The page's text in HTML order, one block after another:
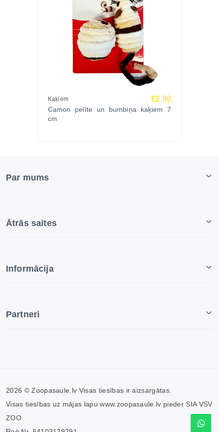
Kaķiem €2.90
Camon pelīte un bumbiņa kaķiem 7
cm
Par mums
Ātrās saites
Informācija
Partneri
2026 © Zoopasaule.lv Visas tiesības ir aizsargātas.
Visas tiesības uz mājas lapu www.zoopasaule.lv pieder SIA VSV
ZOO